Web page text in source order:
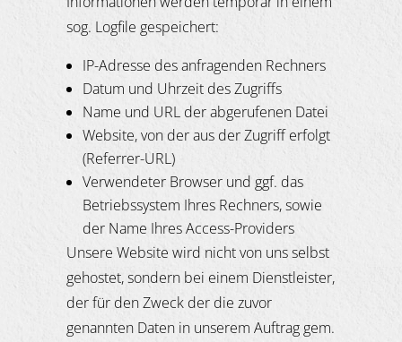
sog. Logfile gespeichert:
IP-Adresse des anfragenden Rechners
Datum und Uhrzeit des Zugriffs
Name und URL der abgerufenen Datei
Website, von der aus der Zugriff erfolgt
(Referrer-URL)
Verwendeter Browser und ggf. das
Betriebssystem Ihres Rechners, sowie
der Name Ihres Access-Providers
Unsere Website wird nicht von uns selbst
gehostet, sondern bei einem Dienstleister,
der für den Zweck der die zuvor
genannten Daten in unserem Auftrag gem.